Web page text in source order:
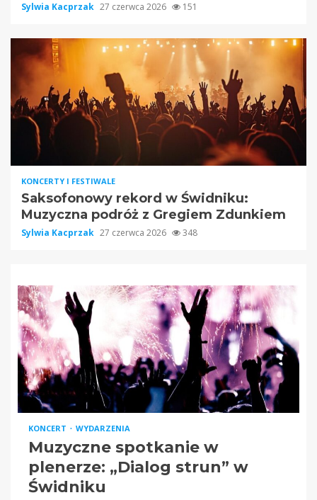
Sylwia Kacprzak 27 czerwca 2026 151
KONCERTY I FESTIWALE
Saksofonowy rekord w Świdniku:
Muzyczna podróż z Gregiem Zdunkiem
Sylwia Kacprzak 27 czerwca 2026 348
KONCERT WYDARZENIA
Muzyczne spotkanie w
plenerze: „Dialog strun” w
Świdniku